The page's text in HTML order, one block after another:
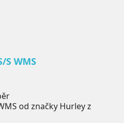
S WMS
od značky Hurley z